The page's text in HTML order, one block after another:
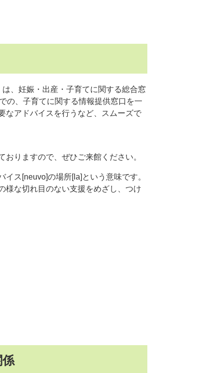
、妊娠・出産・子育てに関する総合窓
の、子育てに関する情報提供窓口を一
なアドバイスを行うなど、スムーズで
りますので、ぜひご来館ください。
ス[neuvo]の場所[la]という意味です。
様な切れ目のない支援をめざし、つけ